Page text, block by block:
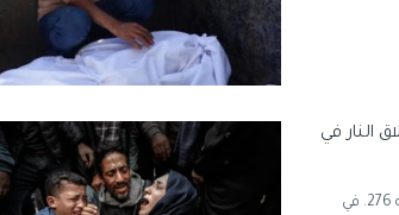
النار في
واصل جيش الاحتلال الاسرائيلي خروقاته لملف وقف إطلاق النار في يومه 276. في